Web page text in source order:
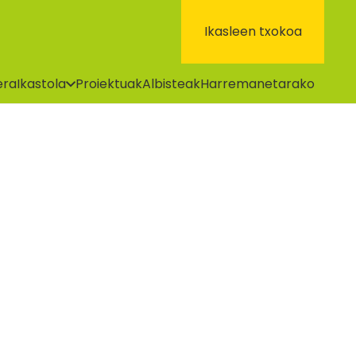
Ikasleen txokoa
Ikastola ProiektuakAlbisteakHarremanetarako